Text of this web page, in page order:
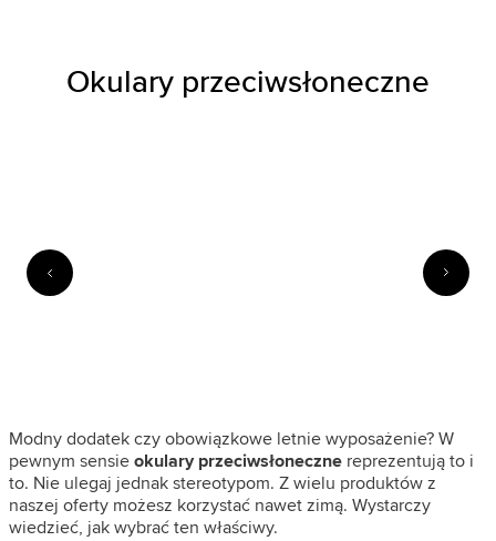
Okulary przeciwsłoneczne
Modny dodatek czy obowiązkowe letnie wyposażenie? W
pewnym sensieokulary przeciwsłoneczne reprezentują to i
to. Nie ulegaj jednak stereotypom. Z wielu produktów z
naszej oferty możesz korzystać nawet zimą. Wystarczy
wiedzieć, jak wybrać ten właściwy.